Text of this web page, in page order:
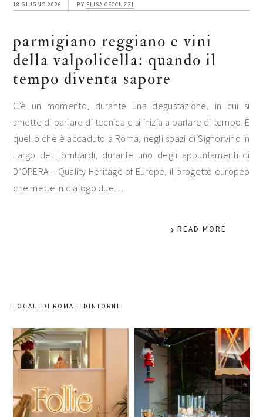
18 GIUGNO 2026 BY ELISA CECCUZZI
parmigiano reggiano e vini
della valpolicella: quando il
tempo diventa sapore
C’è un momento, durante una degustazione, in cui si
smette di parlare di tecnica e si inizia a parlare di tempo. È
quello che è accaduto a Roma, negli spazi di Signorvino in
Largo dei Lombardi, durante uno degli appuntamenti di
D’OPERA – Quality Heritage of Europe, il progetto europeo
che mette in dialogo due…
READ MORE
LOCALI DI ROMA E DINTORNI